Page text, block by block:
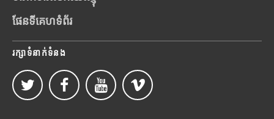
ផែនទីគេហទំព័រ
រក្សាទំនាក់ទំនង